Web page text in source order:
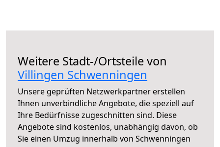
Weitere Stadt-/Ortsteile von
Villingen Schwenningen
Unsere geprüften Netzwerkpartner erstellen
Ihnen unverbindliche Angebote, die speziell auf
Ihre Bedürfnisse zugeschnitten sind. Diese
Angebote sind kostenlos, unabhängig davon, ob
Sie einen Umzug innerhalb von Schwenningen